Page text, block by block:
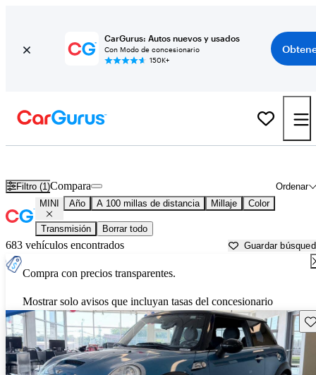
CarGurus: Autos nuevos y usados
Con Modo de concesionario
150K+
Filtro (1) Ordenar
Compara
MINI Año A 100 millas de distancia Millaje Color
Transmisión Borrar todo
683 vehículos encontrados Guardar
Compra con precios transparentes.
Mostrar solo avisos que incluyan tasas del concesionario